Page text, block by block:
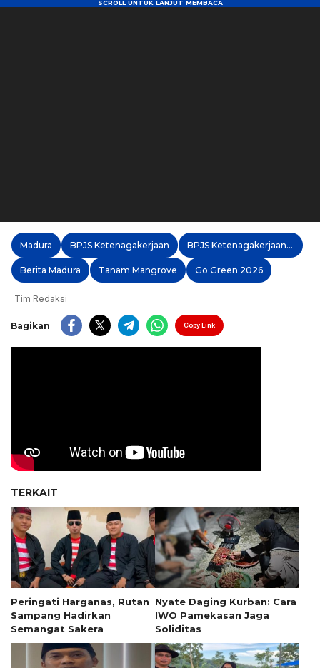
Madura BPJS Ketenagakerjaan BPJS Ketenagakerjaan Madura
Berita Madura Tanam Mangrove Go Green 2026
Tim Redaksi
Bagikan Copy Link
TERKAIT
Peringati Harganas, Rutan
Sampang Hadirkan
Semangat Sakera
Nyate Daging Kurban: Cara
IWO Pamekasan Jaga
Soliditas